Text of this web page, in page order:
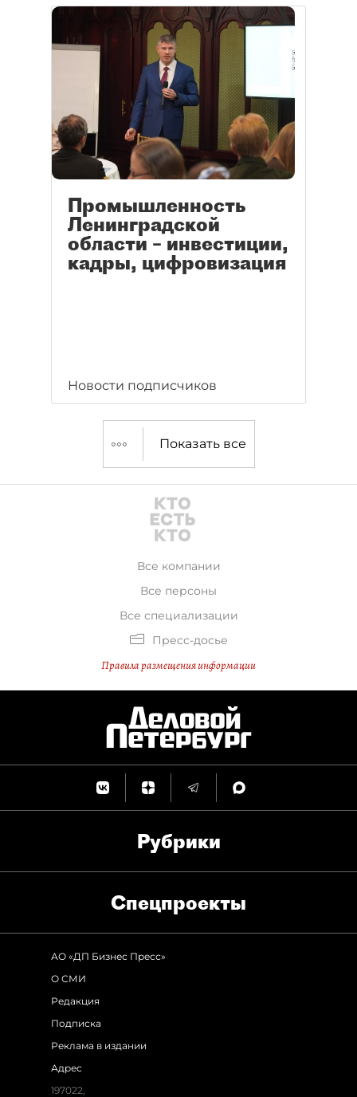
Промышленность
Ленинградской
области – инвестиции,
кадры, цифровизация
Новости подписчиков
Показать все
Все компании
Все персоны
Все специализации
Пресс-досье
Правила размещения информации
Рубрики
Спец­проекты
АО «ДП Бизнес Пресс»
О СМИ
Редакция
Подписка
Реклама в издании
Адрес
197022,